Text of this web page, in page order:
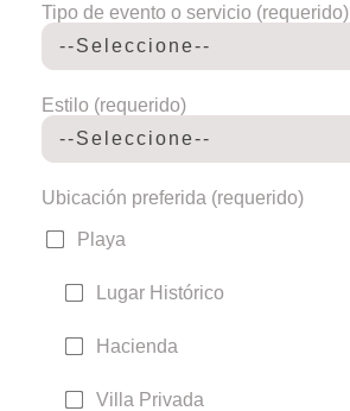
Tipo de evento o servicio (requerido)
Estilo (requerido)
Ubicación preferida (requerido)
Playa
Lugar Histórico
Hacienda
Villa Privada